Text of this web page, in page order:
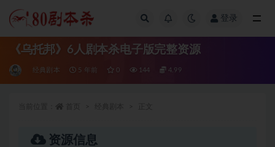
登录
《乌托邦》6人剧本杀电子版完整资源
经典剧本 5 年前 0 144 4.99
资源信息